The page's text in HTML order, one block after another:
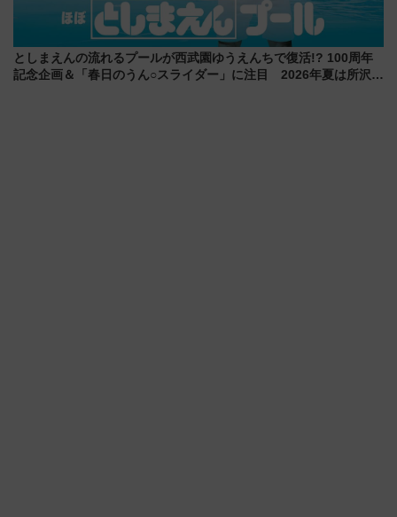
としまえんの流れるプールが西武園ゆうえんちで復活!? 100周年
記念企画＆「春日のうん○スライダー」に注目 2026年夏は所沢へ